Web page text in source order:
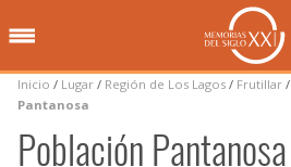
Inicio / Lugar / Región de Los Lagos / Frutillar /
Pantanosa
Población Pantanosa